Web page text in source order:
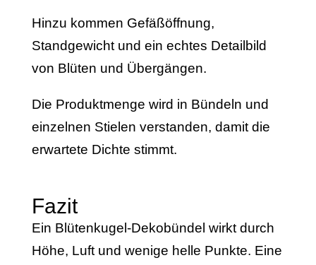
Hinzu kommen Gefäßöffnung,
Standgewicht und ein echtes Detailbild
von Blüten und Übergängen.
Die Produktmenge wird in Bündeln und
einzelnen Stielen verstanden, damit die
erwartete Dichte stimmt.
Fazit
Ein Blütenkugel-Dekobündel wirkt durch
Höhe, Luft und wenige helle Punkte. Eine